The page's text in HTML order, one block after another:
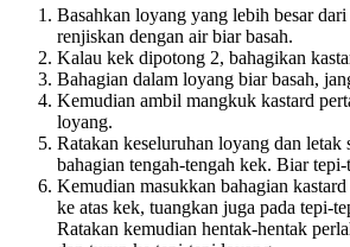
Basahkan loyang yang lebih besar
renjiskan dengan air biar basah.
Kalau kek dipotong 2, bahagikan
Bahagian dalam loyang biar basah,
Kemudian ambil mangkuk kastard
loyang.
Ratakan keseluruhan loyang dan letak
bahagian tengah-tengah kek. Biar
Kemudian masukkan bahagian
ke atas kek, tuangkan juga pada tepi-
Ratakan kemudian hentak-hentak